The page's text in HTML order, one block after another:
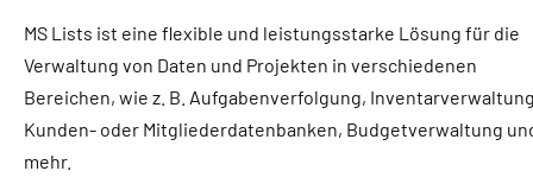
MS Lists ist eine flexible und leistungsstarke Lösung für die
Verwaltung von Daten und Projekten in verschiedenen
Bereichen, wie z. B. Aufgabenverfolgung,
Kunden- oder Mitgliederdatenbanken, Budgetverwaltung
mehr.